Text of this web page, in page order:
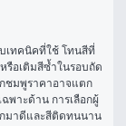
เทคนิคที่ใช้ โทนสีที่
รือเติมสีซ้ำในรอบถัด
ชมพูราคาอาจแตก
พาะด้าน การเลือกผู้
มาดีและสีติดทนนาน